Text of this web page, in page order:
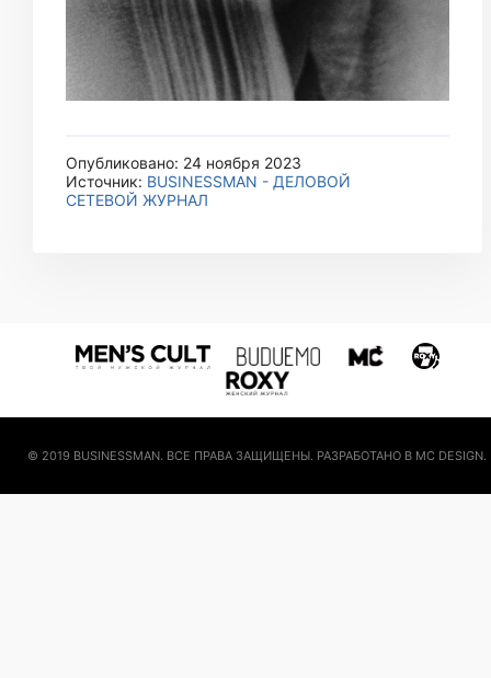
Опубликовано: 24 ноября 2023
Источник: BUSINESSMAN - ДЕЛОВОЙ
СЕТЕВОЙ ЖУРНАЛ
© 2019 BUSINESSMAN. ВСЕ ПРАВА ЗАЩИЩЕНЫ. РАЗРАБОТАНО В MC DESIGN.